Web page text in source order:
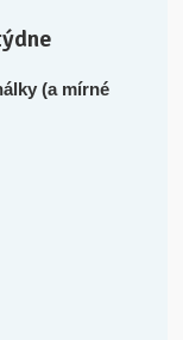
(a mírné